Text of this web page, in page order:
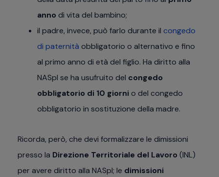
anno di vita del bambino;
il padre, invece, può farlo durante il congedo
di paternità obbligatorio o alternativo e fino
al primo anno di età del figlio. Ha diritto alla
NASpI se ha usufruito del congedo
obbligatorio di 10 giorni o del congedo
obbligatorio in sostituzione della madre.
Ricorda, però, che devi formalizzare le dimissioni
presso la Direzione Territoriale del Lavoro (INL)
per avere diritto alla NASpI; le dimissioni